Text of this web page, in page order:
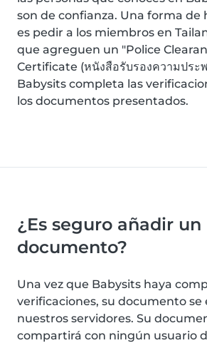
son de confianza. Una forma de
es pedir a los miembros en
que agreguen un "Police
Certificate (หนังสือรับรองความประ
Babysits completa las
los documentos presentados.
¿Es seguro añadir un
documento?
Una vez que Babysits haya
verificaciones, su documento se
nuestros servidores. Su
compartirá con ningún usuario